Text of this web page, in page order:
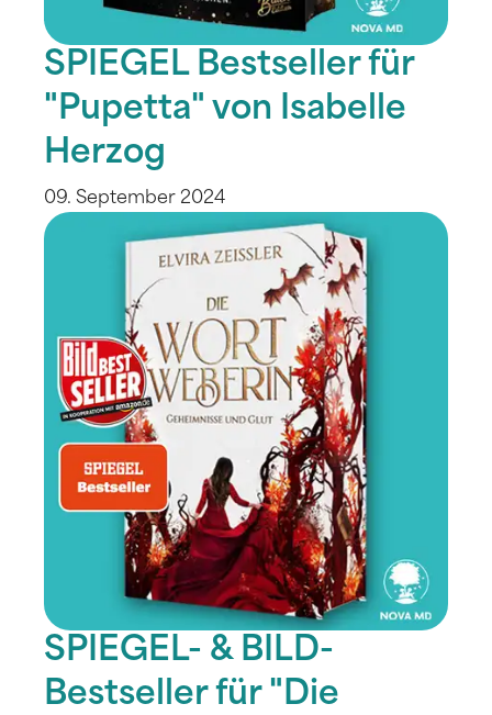
SPIEGEL Bestseller für
"Pupetta" von Isabelle
Herzog
09. September 2024
SPIEGEL- & BILD-
Bestseller für "Die